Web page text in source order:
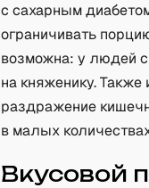
с сахарным
ограничивать
возможна: у людей
на княженику.
раздражение
в малых
Вкусовой